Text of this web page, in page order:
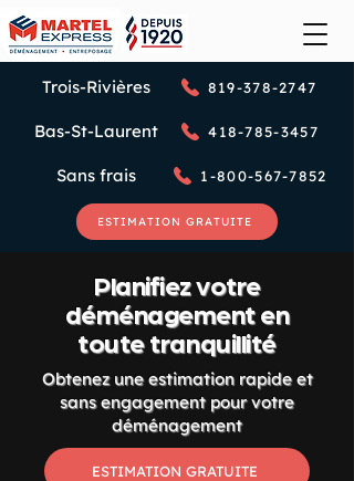
Trois-Rivières 819-378-2747
Bas-St-Laurent 418-785-3457
Sans frais 1-800-567-7852
ESTIMATION GRATUITE
Planifiez votre
déménagement en
toute tranquillité
Obtenez une estimation rapide et
sans engagement pour votre
déménagement
ESTIMATION GRATUITE